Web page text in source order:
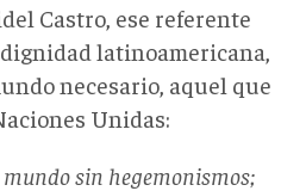
Castro, ese referente
latinoamericana,
necesario, aquel que
Unidas:
mundo sin hegemonismos;